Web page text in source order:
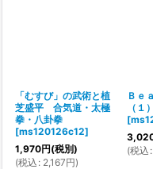
「むすび」の武術と植
芝盛平 合気道・太極
拳・八卦拳
[ms120126c12]
1,970円(税別)
(税込 : 2,167円)
Ｂｅ
（
[
(税込 :